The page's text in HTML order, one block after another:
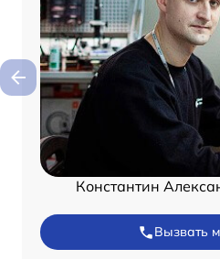
Константин
Вызвать